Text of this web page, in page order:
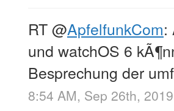
RT@ApfelfunkCom:
und watchOS 6
Besprechung der
8:54 AM, Sep 26th, 2019